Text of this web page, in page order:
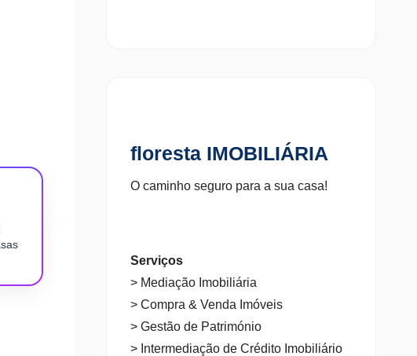
floresta IMOBILIÁRIA
O caminho seguro para a sua casa!
Serviços
> Mediação Imobiliária
> Compra & Venda Imóveis
> Gestão de Património
> Intermediação de Crédito Imobiliário